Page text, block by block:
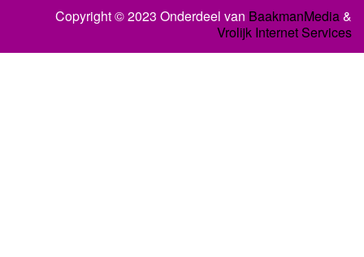
Copyright © 2023 Onderdeel van BaakmanMedia&
Vrolijk Internet Services